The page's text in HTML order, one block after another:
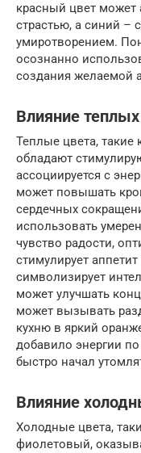
красный цвет может
страстью, а синий –
умиротворением.
осознанно
создания желаемой
Влияние
Теплые цвета,
обладают
ассоциируется с
может повышать
сердечных
использовать
чувство радости,
стимулирует
символизирует
может улучшать
может вызывать
кухню в яркий
добавило энергии
быстро начал
Влияние
Холодные цвета,
фиолетовый,